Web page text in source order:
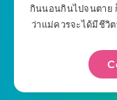
กินนอนกินไปจนตาย
ว่าแม่ควรจะได้มีชีวิ